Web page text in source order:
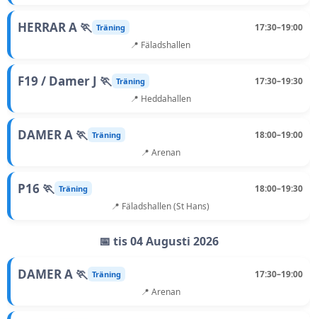
HERRAR A 🏃 Träning
17:30–19:00
📍 Fäladshallen
F19 / Damer J 🏃 Träning
17:30–19:30
📍 Heddahallen
DAMER A 🏃 Träning
18:00–19:00
📍 Arenan
P16 🏃 Träning
18:00–19:30
📍 Fäladshallen (St Hans)
📅 tis 04 Augusti 2026
DAMER A 🏃 Träning
17:30–19:00
📍 Arenan